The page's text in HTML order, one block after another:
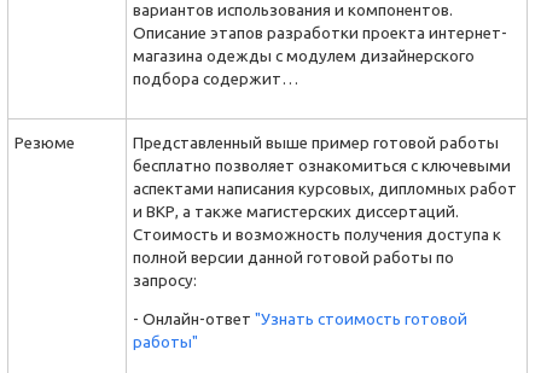
вариантов использования и компонентов.
Описание этапов разра­ботки проекта интернет-
магазина одежды с модулем дизайнерского
подбора содержит…
Резюме
Представленный выше пример готовой работы
бесплатно позволяет ознакомиться с ключевыми
аспектами написания курсовых, дипломных работ
и ВКР, а также магистерских диссертаций.
Стоимость и возможность получения доступа к
полной версии данной готовой работы по
запросу:
- Онлайн-ответ "Узнать стоимость готовой
работы"